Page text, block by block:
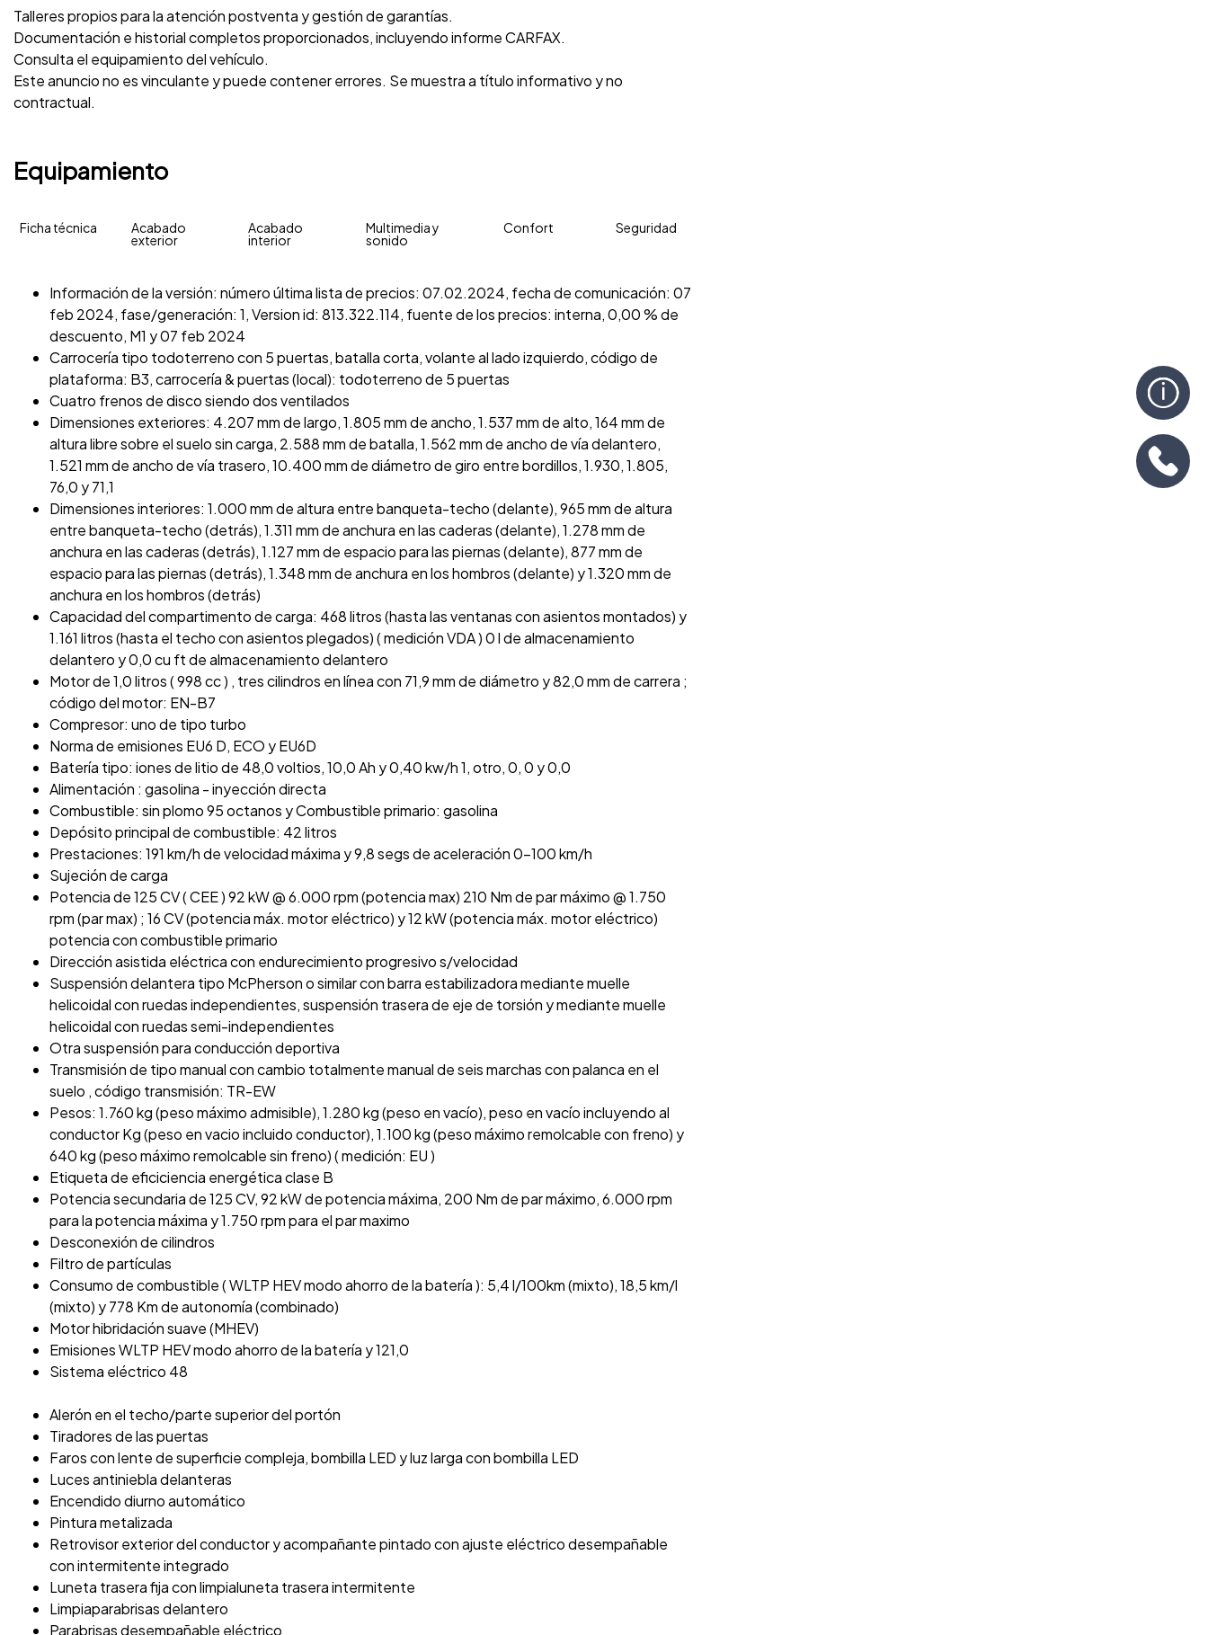
Talleres propios para la atención postventa y gestión de garantías.
Documentación e historial completos proporcionados, incluyendo informe CARFAX.
Consulta el equipamiento del vehículo.
Este anuncio no es vinculante y puede contener errores. Se muestra a título informativo y no
contractual.
Equipamiento
Ficha técnica
Información de la versión: número última lista de precios: 07.02.2024, fecha de comunicación: 07
feb 2024, fase/generación: 1, Version id: 813.322.114, fuente de los precios: interna, 0,00 % de
descuento, M1 y 07 feb 2024
Carrocería tipo todoterreno con 5 puertas, batalla corta, volante al lado izquierdo, código de
plataforma: B3, carrocería & puertas (local): todoterreno de 5 puertas
Cuatro frenos de disco siendo dos ventilados
Dimensiones exteriores: 4.207 mm de largo, 1.805 mm de ancho, 1.537 mm de alto, 164 mm de
altura libre sobre el suelo sin carga, 2.588 mm de batalla, 1.562 mm de ancho de vía delantero,
1.521 mm de ancho de vía trasero, 10.400 mm de diámetro de giro entre bordillos, 1.930, 1.805,
76,0 y 71,1
Dimensiones interiores: 1.000 mm de altura entre banqueta-techo (delante), 965 mm de altura
entre banqueta-techo (detrás), 1.311 mm de anchura en las caderas (delante), 1.278 mm de
anchura en las caderas (detrás), 1.127 mm de espacio para las piernas (delante), 877 mm de
espacio para las piernas (detrás), 1.348 mm de anchura en los hombros (delante) y 1.320 mm de
anchura en los hombros (detrás)
Capacidad del compartimento de carga: 468 litros (hasta las ventanas con asientos montados) y
1.161 litros (hasta el techo con asientos plegados) ( medición VDA ) 0 l de almacenamiento
delantero y 0,0 cu ft de almacenamiento delantero
Motor de 1,0 litros ( 998 cc ) , tres cilindros en línea con 71,9 mm de diámetro y 82,0 mm de carrera ;
código del motor: EN-B7
Compresor: uno de tipo turbo
Norma de emisiones EU6 D, ECO y EU6D
Batería tipo: iones de litio de 48,0 voltios, 10,0 Ah y 0,40 kw/h 1, otro, 0, 0 y 0,0
Alimentación : gasolina - inyección directa
Combustible: sin plomo 95 octanos y Combustible primario: gasolina
Depósito principal de combustible: 42 litros
Prestaciones: 191 km/h de velocidad máxima y 9,8 segs de aceleración 0-100 km/h
Sujeción de carga
Potencia de 125 CV ( CEE ) 92 kW @ 6.000 rpm (potencia max) 210 Nm de par máximo @ 1.750
rpm (par max) ; 16 CV (potencia máx. motor eléctrico) y 12 kW (potencia máx. motor eléctrico)
potencia con combustible primario
Dirección asistida eléctrica con endurecimiento progresivo s/velocidad
Suspensión delantera tipo McPherson o similar con barra estabilizadora mediante muelle
helicoidal con ruedas independientes, suspensión trasera de eje de torsión y mediante muelle
helicoidal con ruedas semi-independientes
Otra suspensión para conducción deportiva
Transmisión de tipo manual con cambio totalmente manual de seis marchas con palanca en el
suelo , código transmisión: TR-EW
Pesos: 1.760 kg (peso máximo admisible), 1.280 kg (peso en vacío), peso en vacío incluyendo al
conductor Kg (peso en vacio incluido conductor), 1.100 kg (peso máximo remolcable con freno) y
640 kg (peso máximo remolcable sin freno) ( medición: EU )
Etiqueta de eficiciencia energética clase B
Potencia secundaria de 125 CV, 92 kW de potencia máxima, 200 Nm de par máximo, 6.000 rpm
para la potencia máxima y 1.750 rpm para el par maximo
Desconexión de cilindros
Filtro de partículas
Consumo de combustible ( WLTP HEV modo ahorro de la batería ): 5,4 l/100km (mixto), 18,5 km/l
(mixto) y 778 Km de autonomía (combinado)
Motor hibridación suave (MHEV)
Emisiones WLTP HEV modo ahorro de la batería y 121,0
Sistema eléctrico 48
Acabado
exterior
Alerón en el techo/parte superior del portón
Tiradores de las puertas
Faros con lente de superficie compleja, bombilla LED y luz larga con bombilla LED
Luces antiniebla delanteras
Encendido diurno automático
Pintura metalizada
Retrovisor exterior del conductor y acompañante pintado con ajuste eléctrico desempañable
con intermitente integrado
Luneta trasera fija con limpialuneta trasera intermitente
Limpiaparabrisas delantero
Parabrisas desempañable eléctrico
Acabado
interior
Multimedia y
sonido
Confort Seguridad